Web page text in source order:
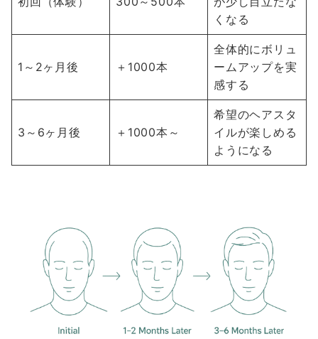
くなる
1～2ヶ月後 ＋1000本
全体的にボリュ
ームアップを実
感する
3～6ヶ月後 ＋1000本～
希望のヘアスタ
イルが楽しめる
ようになる